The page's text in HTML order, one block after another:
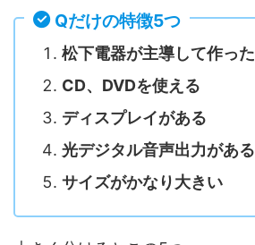
Qだけの特徴5つ
松下電器が主導して作った
CD、DVDを使える
ディスプレイがある
光デジタル音声出力がある
サイズがかなり大きい